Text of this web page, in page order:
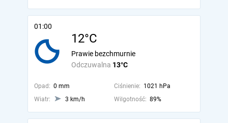
01:00
12°C
Odczuwalna 13°C
Prawie bezchmurnie
Opad: 0 mm Ciśnienie: 1021 hPa
Wiatr:
3 km/h Wilgotność: 89%